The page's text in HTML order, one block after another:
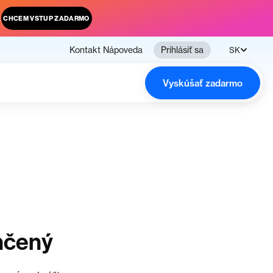
CHCEM VSTUP ZADARMO
Kontakt Nápoveda Prihlásiť sa SK
Vyskúšať zadarmo